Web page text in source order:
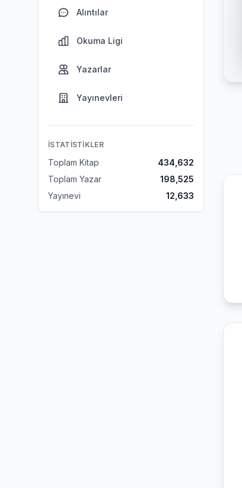
Alıntılar
Okuma Ligi
Yazarlar
Yayınevleri
İSTATISTIKLER
Toplam Kitap
434,632
Toplam Yazar
198,525
Yayınevi
12,633